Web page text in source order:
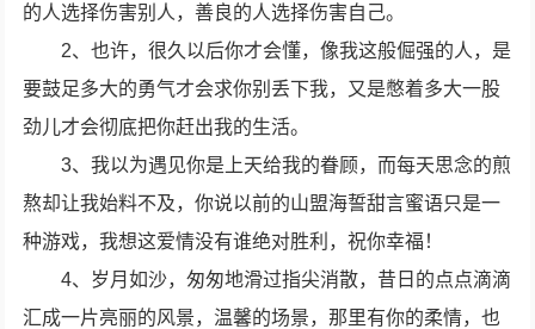
的人选择伤害别人，善良的人选择伤害自己。
2、也许，很久以后你才会懂，像我这般倔强的人，是
要鼓足多大的勇气才会求你别丢下我，又是憋着多大一股
劲儿才会彻底把你赶出我的生活。
3、我以为遇见你是上天给我的眷顾，而每天思念的煎
熬却让我始料不及，你说以前的山盟海誓甜言蜜语只是一
种游戏，我想这爱情没有谁绝对胜利，祝你幸福！
4、岁月如沙，匆匆地滑过指尖消散，昔日的点点滴滴
汇成一片亮丽的风景，温馨的场景，那里有你的柔情，也